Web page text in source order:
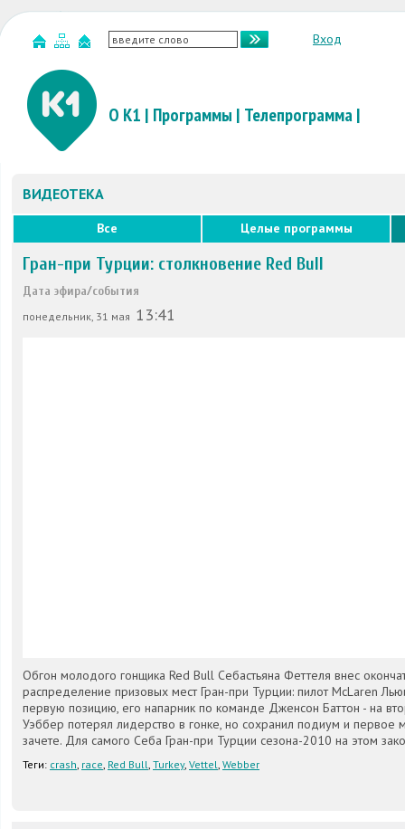
Вход
О К1 | Программы | Телепрограмма|
ВИДЕОТЕКА
Все Целые программы
Гран-при Турции: столкновение Red Bull
Дата эфира/события
понедельник, 31 мая 13:41
Обгон молодого гонщика Red Bull Себастьяна Феттеля внес
распределение призовых мест Гран-при Турции: пилот McLaren
первую позицию, его напарник по команде Дженсон Баттон - на
Уэббер потерял лидерство в гонке, но сохранил подиум и первое
зачете. Для самого Себа Гран-при Турции сезона-2010 на этом
Теги: crash, race, Red Bull, Turkey, Vettel, Webber